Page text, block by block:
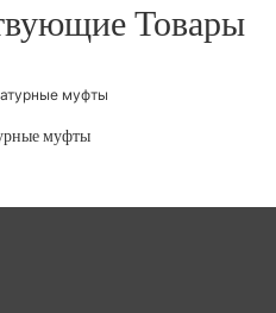
Товары
муфты